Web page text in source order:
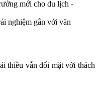
nghiệm gắn với văn
thiều vẫn đối mặt với thách